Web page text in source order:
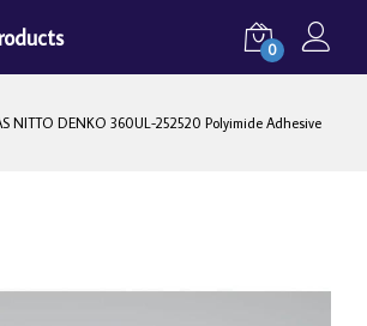
0
NITTO DENKO 360UL-252520 Polyimide Adhesive